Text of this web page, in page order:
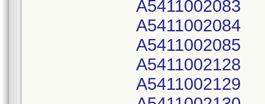
A5411002083
A5411002084
A5411002085
A5411002128
A5411002129